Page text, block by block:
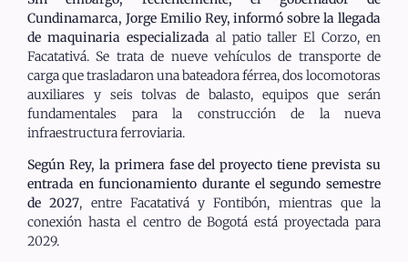
Cundinamarca, Jorge Emilio Rey, informó sobre la llegada
de maquinaria especializadaal patio taller El Corzo, en
Facatativá. Se trata de nueve vehículos de transporte de
carga que trasladaron una bateadora férrea, dos locomotoras
auxiliares y seis tolvas de balasto, equipos que serán
fundamentales para la construcción de la nueva
infraestructura ferroviaria.
Según Rey, la primera fase del proyecto tiene prevista su
entrada en funcionamiento durante el segundo semestre
de 2027, entre Facatativá y Fontibón, mientras que la
conexión hasta el centro de Bogotá está proyectada para
2029.